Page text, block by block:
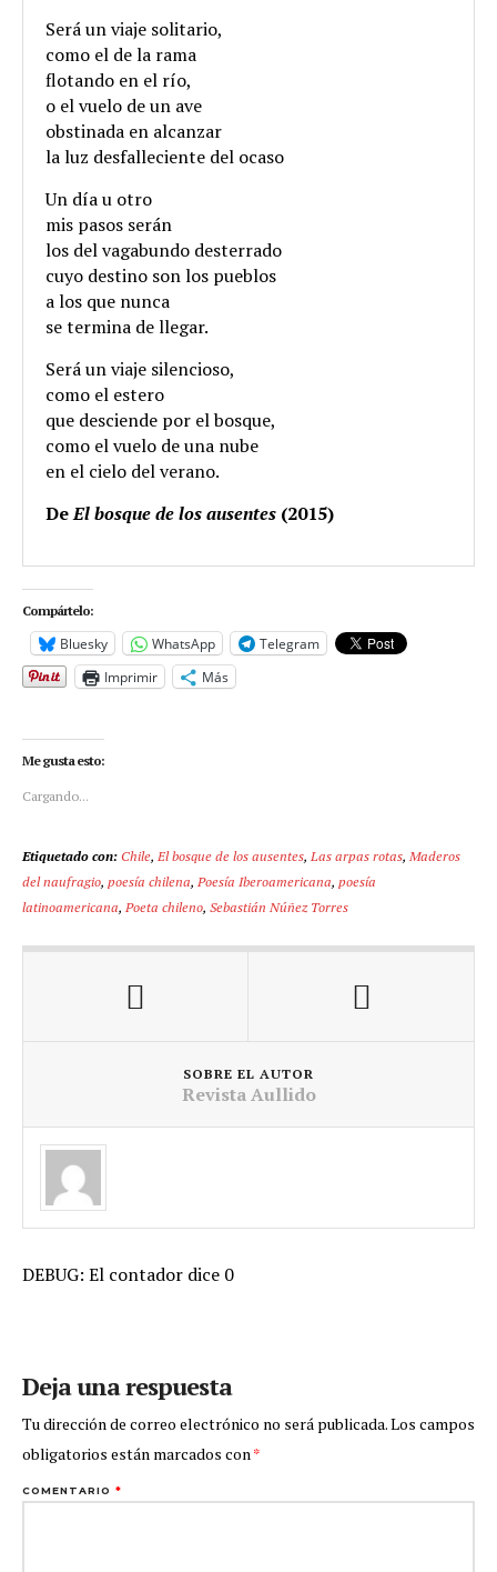
Será un viaje solitario,
como el de la rama
flotando en el río,
o el vuelo de un ave
obstinada en alcanzar
la luz desfalleciente del ocaso
Un día u otro
mis pasos serán
los del vagabundo desterrado
cuyo destino son los pueblos
a los que nunca
se termina de llegar.
Será un viaje silencioso,
como el estero
que desciende por el bosque,
como el vuelo de una nube
en el cielo del verano.
DeEl bosque de los ausentes (2015)
Compártelo:
Bluesky WhatsApp
Telegram
Imprimir
Más
Me gusta esto:
Cargando...
Etiquetado con:Chile, El bosque de los ausentes, Las arpas rotas, Maderos
del naufragio, poesía chilena, Poesía Iberoamericana, poesía
latinoamericana, Poeta chileno, Sebastián Núñez Torres
SOBRE EL AUTOR
Revista Aullido
DEBUG: El contador dice 0
Deja una respuesta
Tu dirección de correo electrónico no será publicada.Los campos
obligatorios están marcados con*
COMENTARIO *